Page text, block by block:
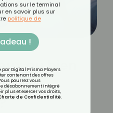
ou bien
le
sur le terminal
en savoir plus sur
politique de
!
par Digital Prisma Players
contenant des offres
pourrez vous
désabonnement intégré
plus et exercer vos droits,
de Confidentialité.